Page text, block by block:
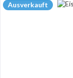
Ausverkauft